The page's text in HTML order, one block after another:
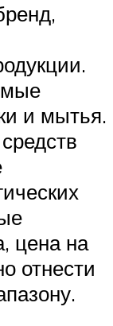
и мытья.
цена на
отнести